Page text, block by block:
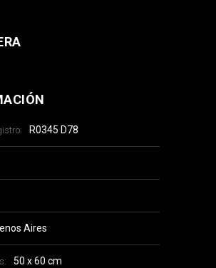
R0345 D78
Aires
50 x 60 cm